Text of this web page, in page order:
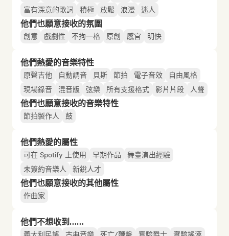
富有深意的歌詞
積極 放鬆 浪漫 迷人
他們也願意接收的氛圍
創意 戲劇性 不拘一格 原創 感官 明快
他們熱愛的音樂特性
原聲吉他 自動調音 貝斯 節拍 電子音效
自由風格
現場錄音
混音版 弦樂 所有支援格式 影片片段 人聲
他們也願意接收的音樂特性
節拍製作人 鼓
他們熱愛的屬性
可在 Spotify 上使用 早期作品
舞臺演出經驗
未簽約音樂人
新銳人才
他們也願意接收的其他屬性
作曲家
他們不想收到……